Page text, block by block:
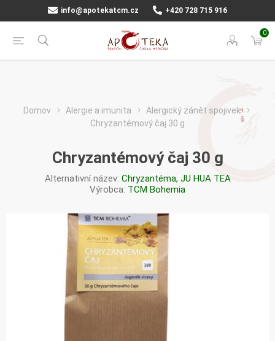
info@apotekatcm.cz +420 728 715 916
0
Domov Alergie a imunita
Alergický zánět spojivek
Chryzantémový čaj 30 g
Chryzantémový čaj 30 g
Alternativní název: Chryzantéma, JU HUA TEA
Výrobca: TCM Bohemia